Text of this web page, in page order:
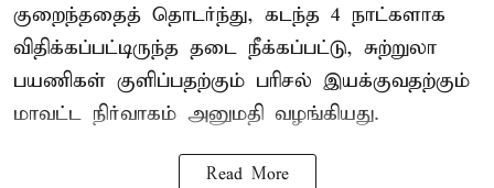
குறைந்ததைத் தொடர்ந்து, கடந்த 4 நாட்களாக
விதிக்கப்பட்டிருந்த தடை நீக்கப்பட்டு, சுற்றுலா
பயணிகள் குளிப்பதற்கும் பரிசல் இயக்குவதற்கும்
மாவட்ட நிர்வாகம் அனுமதி வழங்கியது.
Read More